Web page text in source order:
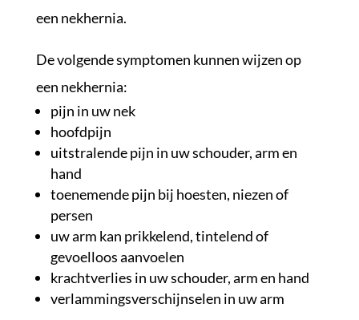
een nekhernia.
De volgende symptomen kunnen wijzen op
een nekhernia:
pijn in uw nek
hoofdpijn
uitstralende pijn in uw schouder, arm en
hand
toenemende pijn bij hoesten, niezen of
persen
uw arm kan prikkelend, tintelend of
gevoelloos aanvoelen
krachtverlies in uw schouder, arm en hand
verlammingsverschijnselen in uw arm